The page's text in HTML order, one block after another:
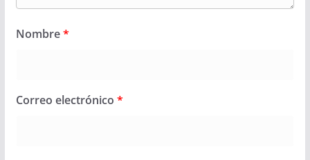
Nombre*
Correo electrónico *